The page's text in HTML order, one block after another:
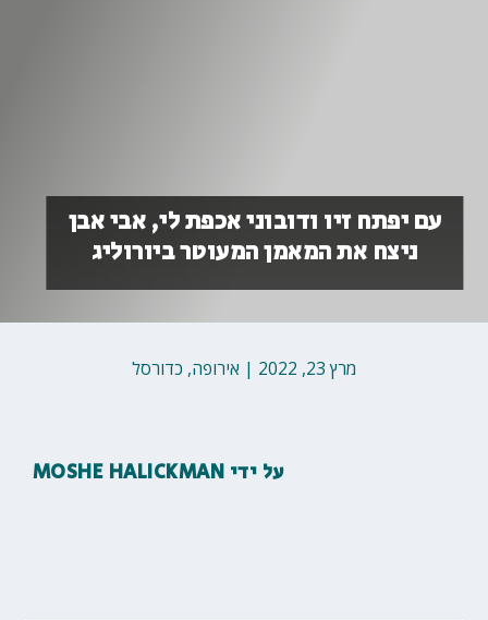
עם יפתח זיו ודובוני אכפת לי, אבי אבן
ניצח את המאמן המעוטר ביורוליג
מרץ 23, 2022 | אירופה, כדורסל
על ידי MOSHE HALICKMAN